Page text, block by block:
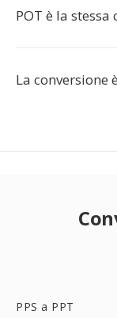
POT è la stessa
La conversione
PPS a PPT